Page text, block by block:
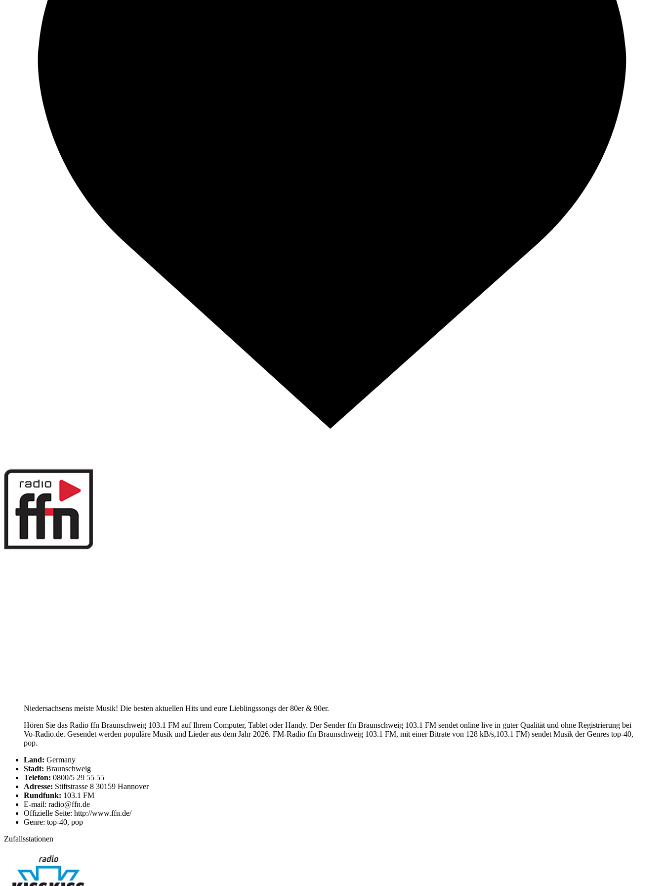
Niedersachsens meiste Musik! Die besten aktuellen Hits und eure Lieblingssongs der 80er & 90er.
Hören Sie das Radio ffn Braunschweig 103.1 FM auf Ihrem Computer, Tablet oder Handy. Der Sender ffn Braunschweig 103.1 FM sendet online live in guter Qualität und ohne Registrierung bei
Vo-Radio.de. Gesendet werden populäre Musik und Lieder aus dem Jahr 2026. FM-Radio ffn Braunschweig 103.1 FM, mit einer Bitrate von 128 kB/s,103.1 FM) sendet Musik der Genres top-40,
pop.
Land: Germany
Stadt: Braunschweig
Telefon: 0800/5 29 55 55
Adresse: Stiftstrasse 8 30159 Hannover
Rundfunk: 103.1 FM
E-mail: radio@ffn.de
Offizielle Seite: http://www.ffn.de/
Genre: top-40, pop
Zufallsstationen